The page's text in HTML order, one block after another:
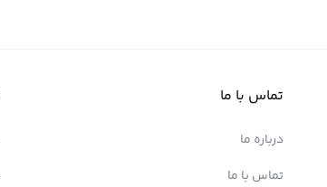
تماس با ما
درباره ما
تماس با ما